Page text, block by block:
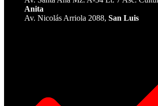
Anita
Av. Nicolás Arriola 2088, San Luis